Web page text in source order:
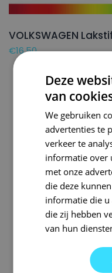
VOLKSWAGEN
€16,50
Deze
van
We gebruiken
advertenties te
verkeer te
informatie over
met onze
die deze
informatie die
die zij hebben
van hun